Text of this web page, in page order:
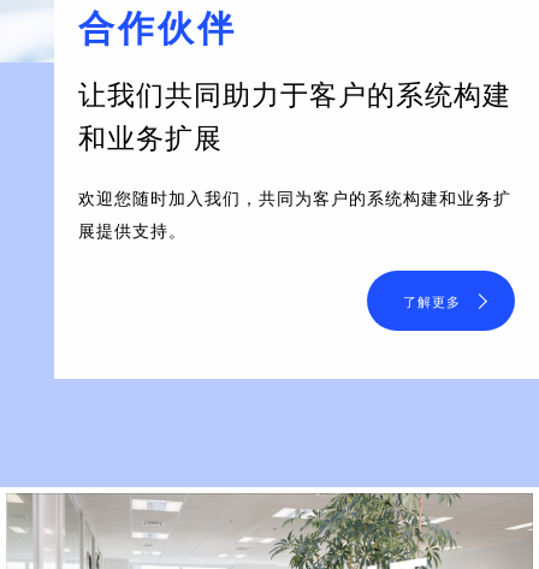
合作伙伴
让我们共同助力于客户的系统构建
和业务扩展
欢迎您随时加入我们，共同为客户的系统构建和业务扩
展提供支持。
了解更多